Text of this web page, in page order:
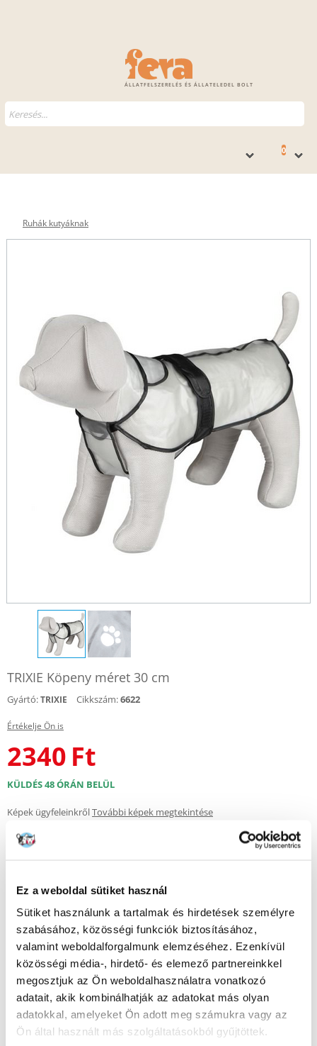
Ez a weboldal sütiket használ
Sütiket használunk a tartalmak és hirdetések személyre
szabásához, közösségi funkciók biztosításához,
valamint weboldalforgalmunk elemzéséhez. Ezenkívül
közösségi média-, hirdető- és elemező partnereinkkel
megosztjuk az Ön weboldalhasználatra vonatkozó
adatait, akik kombinálhatják az adatokat más olyan
adatokkal, amelyeket Ön adott meg számukra vagy az
Ön által használt más szolgáltatásokból gyűjtöttek.
ÁLLATFELSZERELÉS ÉS ÁLLATELEDEL BOLT
0
Ruhák kutyáknak
TRIXIE Köpeny méret 30 cm
Gyártó:TRIXIE Cikkszám:6622
Értékelje Ön is
2340 Ft
KÜLDÉS 48 ÓRÁN BELÜL
Képek ügyfeleinkrőlTovábbi képek megtekintése
Esőálló, vízálló köpeny, amely ideális az őszi sétákhoz.
Tartós PVC-ből készült, így véd az eső, a szél és a szennyeződések ellen.
Tépőzáras rögzítéssel és a hátsó mancsokon egy extra szegéllyel
rendelkezik, hogy a kabát jobban illeszkedjen. A fényvisszaverő mancs
alakú elem növeli kutyája láthatóságát a sötétben.
XS méret
Hossz:30 cm
Körméret: 38 - 52 cm